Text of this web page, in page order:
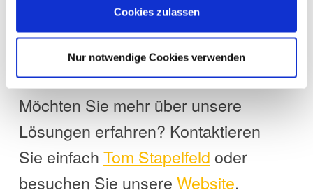
Cookies zulassen
Nur notwendige Cookies verwenden
Möchten Sie mehr über unsere
Lösungen erfahren? Kontaktieren
Sie einfach Tom Stapelfeld oder
besuchen Sie unsere Website.